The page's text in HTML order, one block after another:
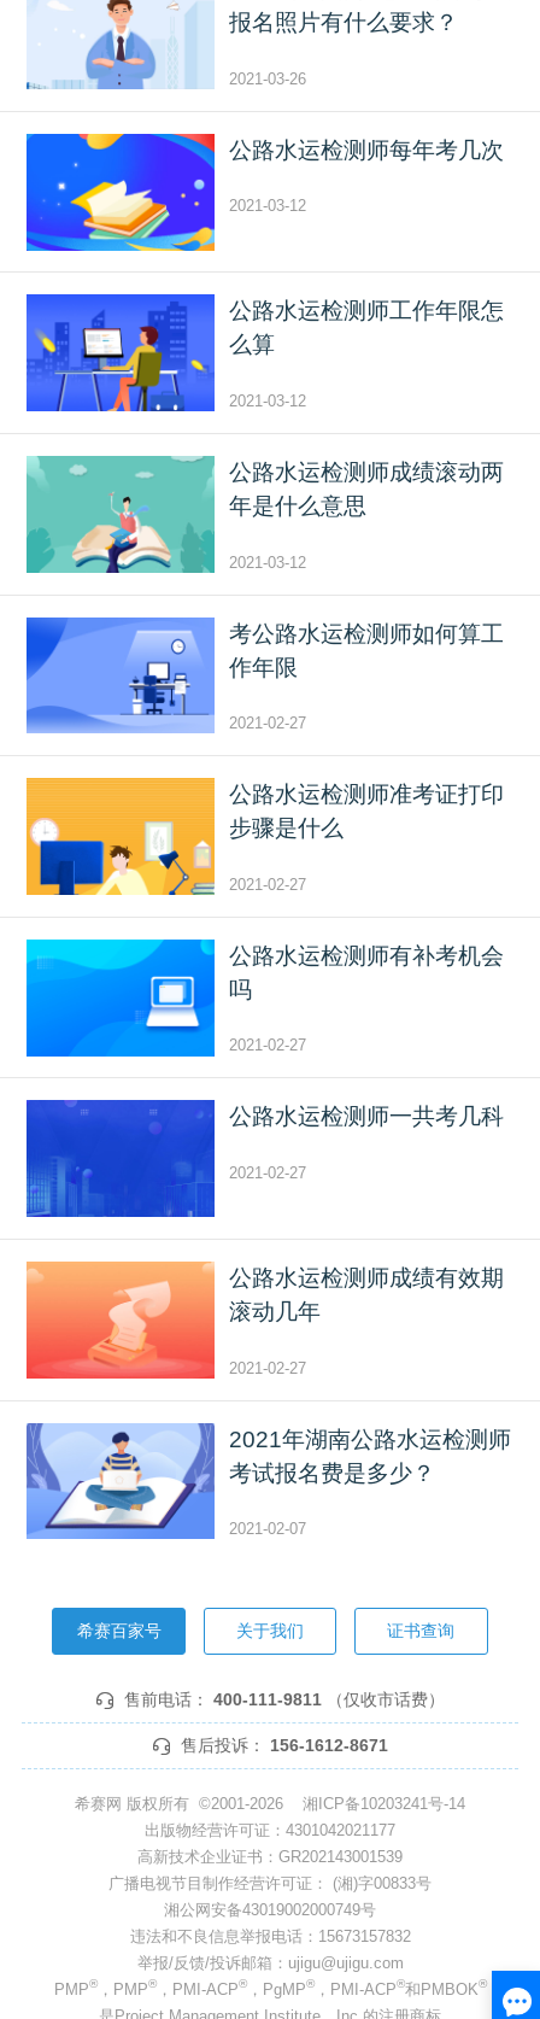
报名照片有什么要求？
2021-03-26
公路水运检测师每年考几次
2021-03-12
公路水运检测师工作年限怎
么算
2021-03-12
公路水运检测师成绩滚动两
年是什么意思
2021-03-12
考公路水运检测师如何算工
作年限
2021-02-27
公路水运检测师准考证打印
步骤是什么
2021-02-27
公路水运检测师有补考机会
吗
2021-02-27
公路水运检测师一共考几科
2021-02-27
公路水运检测师成绩有效期
滚动几年
2021-02-27
2021年湖南公路水运检测师
考试报名费是多少？
2021-02-07
希赛百家号 关于我们 证书查询
售前电话： 400-111-9811 （仅收市话费）
售后投诉： 156-1612-8671
希赛网 版权所有 ©2001-2026 湘ICP备10203241号-14
出版物经营许可证：4301042021177
高新技术企业证书：GR202143001539
广播电视节目制作经营许可证： (湘)字00833号
湘公网安备43019002000749号
违法和不良信息举报电话：15673157832
举报/反馈/投诉邮箱：ujigu@ujigu.com
PMP®，PMP®，PMI-ACP®，PgMP®，PMI-ACP®和PMBOK®